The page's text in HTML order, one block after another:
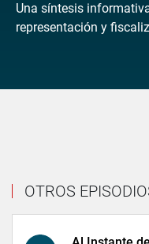
Una síntesis
representación y
OTROS